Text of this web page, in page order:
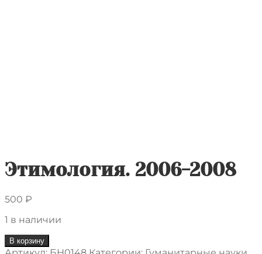
Этимология. 2006-2008
500 ₽
1 в наличии
Количество
товара
В корзину